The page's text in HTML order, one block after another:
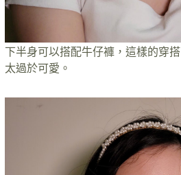
下半身可以搭配牛仔褲，這樣的穿
太過於可愛。